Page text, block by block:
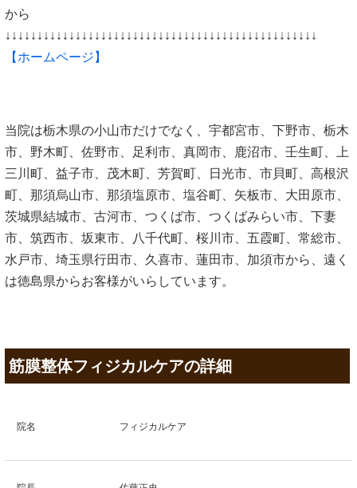
から
↓↓↓↓↓↓↓↓↓↓↓↓↓↓↓↓↓↓↓↓↓↓↓↓↓↓↓↓↓↓↓↓↓↓↓↓↓↓↓↓↓↓↓↓↓↓↓↓↓
【 ホームページ 】
当院は栃木県の小山市だけでなく、宇都宮市、下野市、栃木
市、野木町、佐野市、足利市、真岡市、鹿沼市、壬生町、上
三川町、益子市、茂木町、芳賀町、日光市、市貝町、高根沢
町、那須烏山市、那須塩原市、塩谷町、矢板市、大田原市、
茨城県結城市、古河市、つくば市、つくばみらい市、下妻
市、筑西市、坂東市、八千代町、桜川市、五霞町、常総市、
水戸市、埼玉県行田市、久喜市、蓮田市、加須市から、遠く
は徳島県からお客様がいらしています。
筋膜整体フィジカルケアの詳細
院名 フィジカルケア